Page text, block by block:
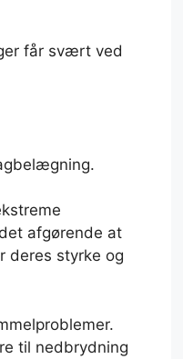
får svært ved
afgørende at
deres styrke og
til nedbrydning